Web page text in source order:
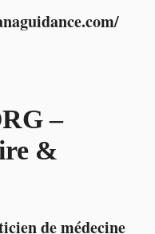
–
&
de médecine